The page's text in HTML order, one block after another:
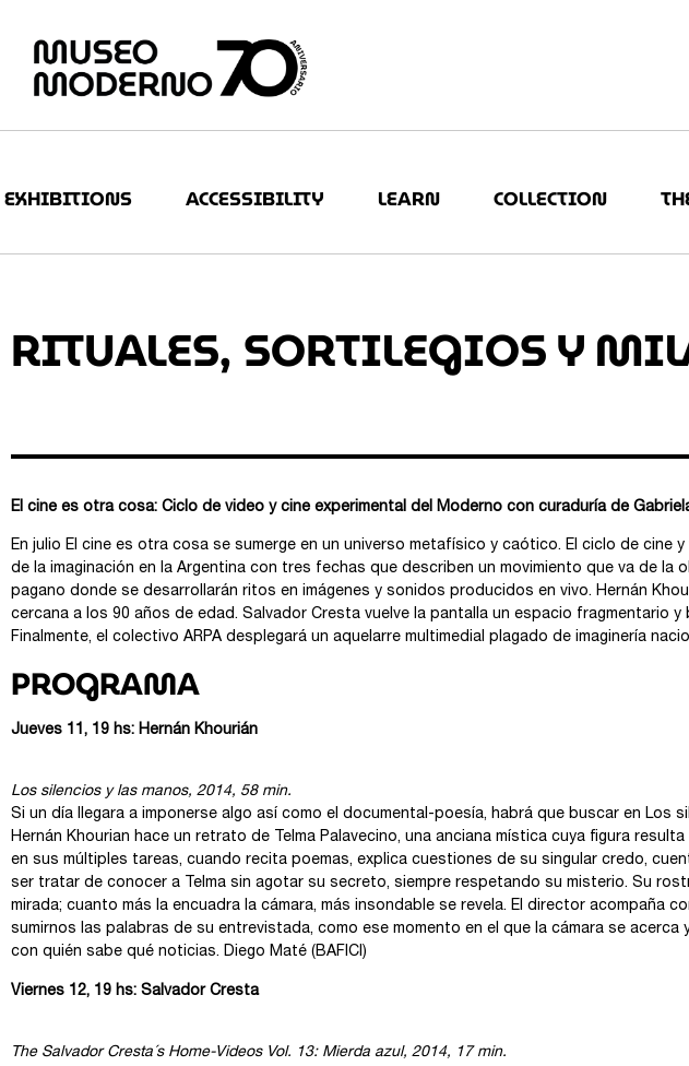
EXHIBITIONS ACCESSIBILITY LEARN COLLECTION
RITUALES, SORTILEGIOS Y
El cine es otra cosa: Ciclo de video y cine experimental del Moderno con curaduría de
En julio El cine es otra cosa se sumerge en un universo metafísico y caótico. El ciclo de cine
de la imaginación en la Argentina con tres fechas que describen un movimiento que va de
pagano donde se desarrollarán ritos en imágenes y sonidos producidos en vivo. Hernán
cercana a los 90 años de edad. Salvador Cresta vuelve la pantalla un espacio fragmentario
Finalmente, el colectivo ARPA desplegará un aquelarre multimedial plagado de imaginería
PROGRAMA
Jueves 11, 19 hs: Hernán Khourián
Los silencios y las manos, 2014, 58 min.
Si un día llegara a imponerse algo así como el documental-poesía, habrá que buscar en
Hernán Khourian hace un retrato de Telma Palavecino, una anciana mística cuya figura
en sus múltiples tareas, cuando recita poemas, explica cuestiones de su singular credo,
ser tratar de conocer a Telma sin agotar su secreto, siempre respetando su misterio. Su
mirada; cuanto más la encuadra la cámara, más insondable se revela. El director acompaña
sumirnos las palabras de su entrevistada, como ese momento en el que la cámara se
con quién sabe qué noticias. Diego Maté (BAFICI)
Viernes 12, 19 hs: Salvador Cresta
The Salvador Cresta´s Home-Videos Vol. 13: Mierda azul, 2014, 17 min.